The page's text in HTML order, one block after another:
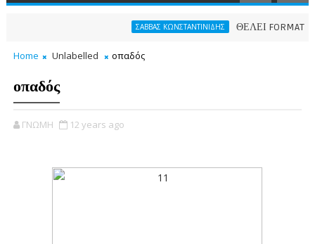
ΣΑΒΒΑΣ ΚΩΝΣΤΑΝΤΙΝΙΔΗΣ ΘΕΛΕΙ FORMAT O ΑΡΗΣ
Home Unlabelled οπαδός
οπαδός
ΓΝΩΜΗ 12 years ago